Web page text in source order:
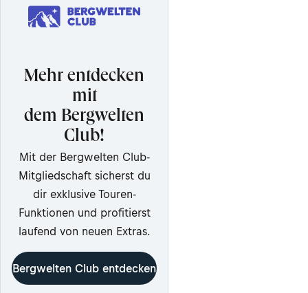
Mehr entdecken
mit
dem Bergwelten
Club!
Mit der Bergwelten Club-
Mitgliedschaft sicherst du
dir exklusive Touren-
Funktionen und profitierst
laufend von neuen Extras.
Bergwelten Club entdecken